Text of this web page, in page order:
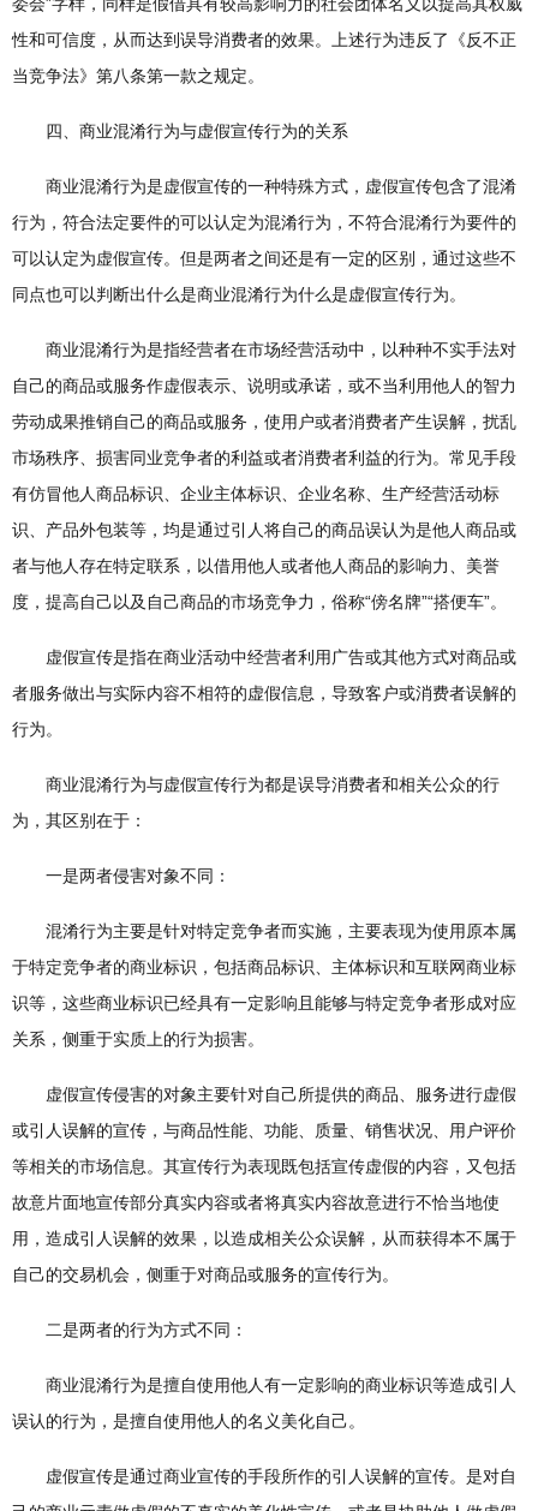
性和可信度，从而达到误导消费者的效果。上述行为违反了《反不正
当竞争法》第八条第一款之规定。
四、商业混淆行为与虚假宣传行为的关系
商业混淆行为是虚假宣传的一种特殊方式，虚假宣传包含了混淆
行为，符合法定要件的可以认定为混淆行为，不符合混淆行为要件的
可以认定为虚假宣传。但是两者之间还是有一定的区别，通过这些不
同点也可以判断出什么是商业混淆行为什么是虚假宣传行为。
商业混淆行为是指经营者在市场经营活动中，以种种不实手法对
自己的商品或服务作虚假表示、说明或承诺，或不当利用他人的智力
劳动成果推销自己的商品或服务，使用户或者消费者产生误解，扰乱
市场秩序、损害同业竞争者的利益或者消费者利益的行为。常见手段
有仿冒他人商品标识、企业主体标识、企业名称、生产经营活动标
识、产品外包装等，均是通过引人将自己的商品误认为是他人商品或
者与他人存在特定联系，以借用他人或者他人商品的影响力、美誉
度，提高自己以及自己商品的市场竞争力，俗称“傍名牌”“搭便车”。
虚假宣传是指在商业活动中经营者利用广告或其他方式对商品或
者服务做出与实际内容不相符的虚假信息，导致客户或消费者误解的
行为。
商业混淆行为与虚假宣传行为都是误导消费者和相关公众的行
为，其区别在于：
一是两者侵害对象不同：
混淆行为主要是针对特定竞争者而实施，主要表现为使用原本属
于特定竞争者的商业标识，包括商品标识、主体标识和互联网商业标
识等，这些商业标识已经具有一定影响且能够与特定竞争者形成对应
关系，侧重于实质上的行为损害。
虚假宣传侵害的对象主要针对自己所提供的商品、服务进行虚假
或引人误解的宣传，与商品性能、功能、质量、销售状况、用户评价
等相关的市场信息。其宣传行为表现既包括宣传虚假的内容，又包括
故意片面地宣传部分真实内容或者将真实内容故意进行不恰当地使
用，造成引人误解的效果，以造成相关公众误解，从而获得本不属于
自己的交易机会，侧重于对商品或服务的宣传行为。
二是两者的行为方式不同：
商业混淆行为是擅自使用他人有一定影响的商业标识等造成引人
误认的行为，是擅自使用他人的名义美化自己。
虚假宣传是通过商业宣传的手段所作的引人误解的宣传。是对自